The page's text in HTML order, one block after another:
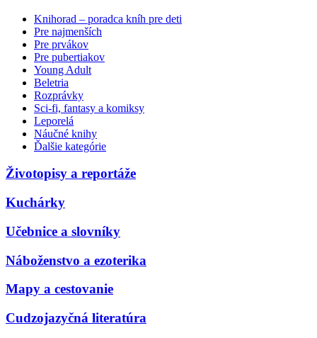
Knihorad – poradca kníh pre deti
Pre najmenších
Pre prvákov
Pre pubertiakov
Young Adult
Beletria
Rozprávky
Sci-fi, fantasy a komiksy
Leporelá
Náučné knihy
Ďalšie kategórie
Životopisy a reportáže
Kuchárky
Učebnice a slovníky
Náboženstvo a ezoterika
Mapy a cestovanie
Cudzojazyčná literatúra